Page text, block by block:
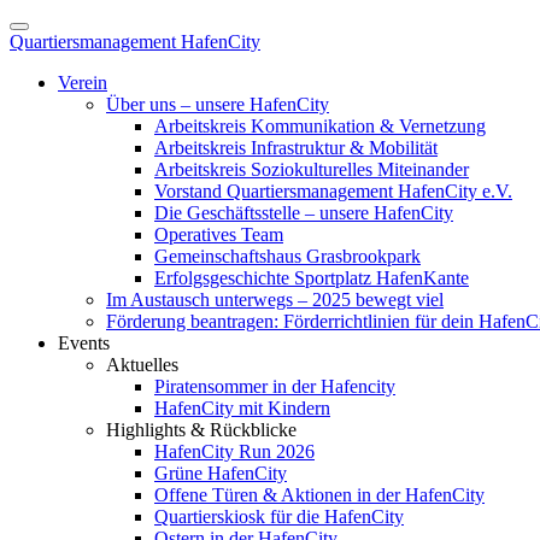
Quartiersmanagement HafenCity
Verein
Über uns – unsere HafenCity
Arbeitskreis Kommunikation & Vernetzung
Arbeitskreis Infrastruktur & Mobilität
Arbeitskreis Soziokulturelles Miteinander
Vorstand Quartiersmanagement HafenCity e.V.
Die Geschäftsstelle – unsere HafenCity
Operatives Team
Gemeinschaftshaus Grasbrookpark
Erfolgsgeschichte Sportplatz HafenKante
Im Austausch unterwegs – 2025 bewegt viel
Förderung beantragen: Förderrichtlinien für dein
Events
Aktuelles
Piratensommer in der Hafencity
HafenCity mit Kindern
Highlights & Rückblicke
HafenCity Run 2026
Grüne HafenCity
Offene Türen & Aktionen in der HafenCity
Quartierskiosk für die HafenCity